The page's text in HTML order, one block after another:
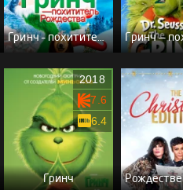
Гринч – похититель Рождества
Гринч
2018
7.6
6.4